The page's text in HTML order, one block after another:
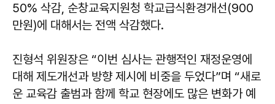
50% 삭감, 순창교육지원청 학교급식환경개선(900
만원)에 대해서는 전액 삭감했다.
진형석 위원장은 “이번 심사는 관행적인 재정운영에
대해 제도개선과 방향 제시에 비중을 두었다”며 “새로
운 교육감 출범과 함께 학교 현장에도 많은 변화가 예